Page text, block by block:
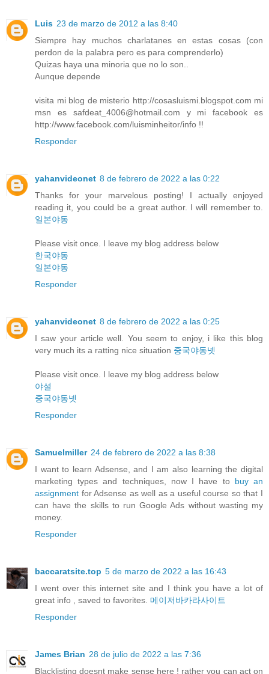
Luis 23 de marzo de 2012 a las 8:40
Siempre hay muchos charlatanes en estas cosas (con
perdon de la palabra pero es para comprenderlo)
Quizas haya una minoria que no lo son..
Aunque depende
visita mi blog de misterio http://cosasluismi.blogspot.com mi
msn es safdeat_4006@hotmail.com y mi facebook es
http://www.facebook.com/luisminheitor/info !!
Responder
yahanvideonet 8 de febrero de 2022 a las 0:22
Thanks for your marvelous posting! I actually enjoyed
reading it, you could be a great author. I will remember to.
일본야동
Please visit once. I leave my blog address below
한국야동
일본야동
Responder
yahanvideonet 8 de febrero de 2022 a las 0:25
I saw your article well. You seem to enjoy, i like this blog
very much its a ratting nice situation 중국야동넷
Please visit once. I leave my blog address below
야설
중국야동넷
Responder
Samuelmiller 24 de febrero de 2022 a las 8:38
I want to learn Adsense, and I am also learning the digital
marketing types and techniques, now I have to buy an
assignment for Adsense as well as a useful course so that I
can have the skills to run Google Ads without wasting my
money.
Responder
baccaratsite.top 5 de marzo de 2022 a las 16:43
I went over this internet site and I think you have a lot of
great info , saved to favorites. 메이저바카라사이트
Responder
James Brian 28 de julio de 2022 a las 7:36
Blacklisting doesnt make sense here ! rather you can act on